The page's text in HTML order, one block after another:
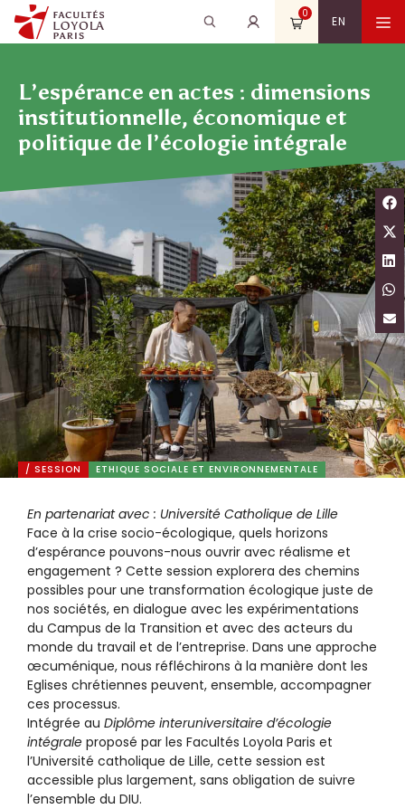
au
contenu
EN
0
Recherche
pour
Rechercher
L’espérance en actes : dimensions
institutionnelle, économique et
politique de l’écologie intégrale
/ SESSION ETHIQUE SOCIALE ET ENVIRONNEMENTALE
En partenariat avec : Université Catholique de Lille
Face à la crise socio-écologique, quels horizons
d’espérance pouvons-nous ouvrir avec réalisme et
engagement ? Cette session explorera des chemins
possibles pour une transformation écologique juste de
nos sociétés, en dialogue avec les expérimentations
du Campus de la Transition et avec des acteurs du
monde du travail et de l’entreprise. Dans une approche
œcuménique, nous réfléchirons à la manière dont les
Eglises chrétiennes peuvent, ensemble, accompagner
ces processus.
Intégrée au Diplôme interuniversitaire d’écologie
intégrale proposé par les Facultés Loyola Paris et
l’Université catholique de Lille, cette session est
accessible plus largement, sans obligation de suivre
l’ensemble du DIU.